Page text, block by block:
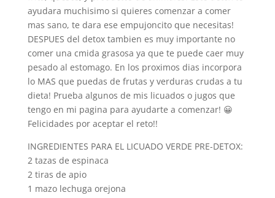
ayudara muchisimo si quieres comenzar a comer
mas sano, te dara ese empujoncito que necesitas!
DESPUES del detox tambien es muy importante no
comer una cmida grasosa ya que te puede caer muy
pesado al estomago. En los proximos dias incorpora
lo MAS que puedas de frutas y verduras crudas a tu
dieta! Prueba algunos de mis licuados o jugos que
tengo en mi pagina para ayudarte a comenzar! 😀
Felicidades por aceptar el reto!!
INGREDIENTES PARA EL LICUADO VERDE PRE-DETOX:
2 tazas de espinaca
2 tiras de apio
1 mazo lechuga orejona